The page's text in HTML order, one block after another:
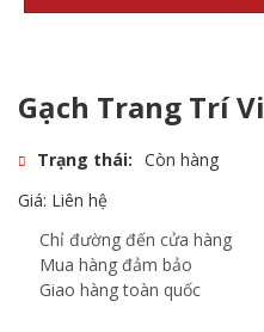
Gạch Trang Trí
Trạng thái: Còn hàng
Giá: Liên hệ
Chỉ đường đến cửa hàng
Mua hàng đảm bảo
Giao hàng toàn quốc